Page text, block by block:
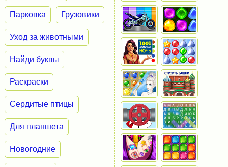
Парковка Грузовики
Уход за животными
Найди буквы
Раскраски
Сердитые птицы
Для планшета
Новогодние